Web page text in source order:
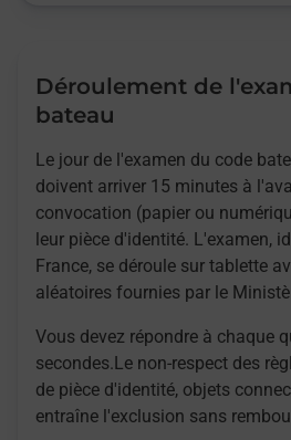
Déroulement de
bateau
Le jour de l'examen du code
doivent arriver 15 minutes à
convocation (papier ou
leur pièce d'identité. L'examen,
France, se déroule sur tablette
aléatoires fournies par le
Vous devez répondre à chaque
secondes.Le non-respect des
de pièce d'identité, objets
entraîne l'exclusion sans